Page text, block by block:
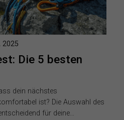
Die 5 besten
2025
dein nächstes
ist? Die Auswahl des
für deine…